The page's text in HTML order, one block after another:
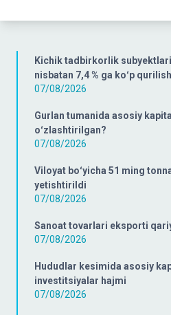
Kichik tadbirkorlik
nisbatan 7,4 % ga koʻp
07/08/2026
Gurlan tumanida asosiy
oʻzlashtirilgan?
07/08/2026
Viloyat boʻyicha 51 ming
yetishtirildi
07/08/2026
Sanoat tovarlari eksporti
07/08/2026
Hududlar kesimida asosiy
investitsiyalar hajmi
07/08/2026